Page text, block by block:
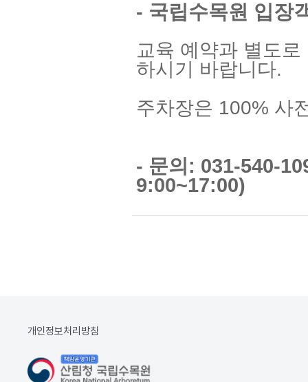
- 국립수목원 입장
교육 예약과 별도
하시기 바랍니다.
주차장은 100% 사
- 문의: 031-540-
9:00~17:00)
개인정보처리방침